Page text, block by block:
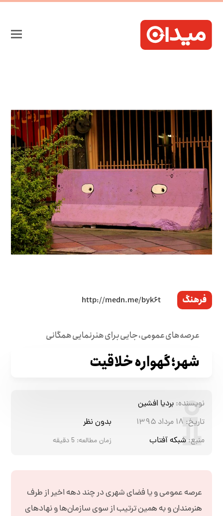
فرهنگ
عرصه‌های عمومی، جایی برای هنرنمایی همگانی
شهر؛ گهواره‌ خلاقیت
نویسنده: بردیا افشین
تاریخ: ۱۸ مرداد ۱۳۹۵
بدون نظر
منبع: شبکه آفتاب زمان مطالعه: 5 دقیقه
عرصه عمومی و یا فضای شهری در چند دهه اخیر از طرف
هنرمندان و به همین ترتیب از سوی سازمان‌ها و نهادهای